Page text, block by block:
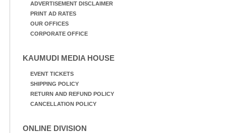
ADVERTISEMENT DISCLAIMER
PRINT AD RATES
OUR OFFICES
CORPORATE OFFICE
KAUMUDI MEDIA HOUSE
EVENT TICKETS
SHIPPING POLICY
RETURN AND REFUND POLICY
CANCELLATION POLICY
ONLINE DIVISION